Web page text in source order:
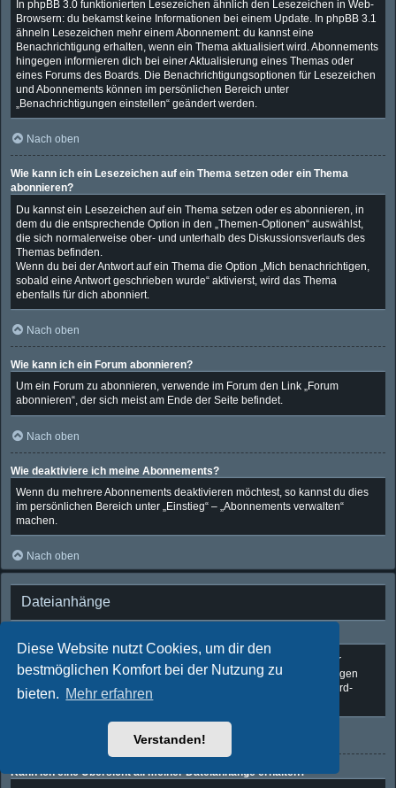
Diese Website nutzt Cookies, um dir den
bestmöglichen Komfort bei der Nutzung zu
bieten. Mehr erfahren
Verstanden!
In phpBB 3.0 funktionierten Lesezeichen ähnlich den Lesezeichen in Web-
Browsern: du bekamst keine Informationen bei einem Update. In phpBB 3.1
ähneln Lesezeichen mehr einem Abonnement: du kannst eine
Benachrichtigung erhalten, wenn ein Thema aktualisiert wird. Abonnements
hingegen informieren dich bei einer Aktualisierung eines Themas oder
eines Forums des Boards. Die Benachrichtigungsoptionen für Lesezeichen
und Abonnements können im persönlichen Bereich unter
„Benachrichtigungen einstellen“ geändert werden.
Nach oben
Wie kann ich ein Lesezeichen auf ein Thema setzen oder ein Thema
abonnieren?
Du kannst ein Lesezeichen auf ein Thema setzen oder es abonnieren, in
dem du die entsprechende Option in den „Themen-Optionen“ auswählst,
die sich normalerweise ober- und unterhalb des Diskussionsverlaufs des
Themas befinden.
Wenn du bei der Antwort auf ein Thema die Option „Mich benachrichtigen,
sobald eine Antwort geschrieben wurde“ aktivierst, wird das Thema
ebenfalls für dich abonniert.
Nach oben
Wie kann ich ein Forum abonnieren?
Um ein Forum zu abonnieren, verwende im Forum den Link „Forum
abonnieren“, der sich meist am Ende der Seite befindet.
Nach oben
Wie deaktiviere ich meine Abonnements?
Wenn du mehrere Abonnements deaktivieren möchtest, so kannst du dies
im persönlichen Bereich unter „Einstieg“ – „Abonnements verwalten“
machen.
Nach oben
Dateianhänge
Die Board-Administration kann bestimmte Dateitypen zulassen oder
verbieten. Falls du dir nicht sicher bist, welche Dateitypen du anhängen
kannst und du Unterstützung benötigst, wende dich bitte an die Board-
Administration.
Kann ich eine Übersicht all meiner Dateianhänge erhalten?